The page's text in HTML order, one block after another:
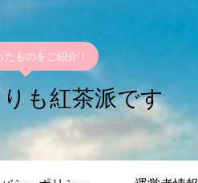
たものをご紹介！
も紅茶派です